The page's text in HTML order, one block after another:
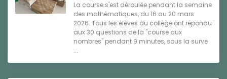
La course s'est déroulée pendant la semaine
des mathématiques, du 16 au 20 mars
2026. Tous les élèves du collège ont répondu
aux 30 questions de la "course aux
nombres" pendant 9 minutes, sous la surve
...